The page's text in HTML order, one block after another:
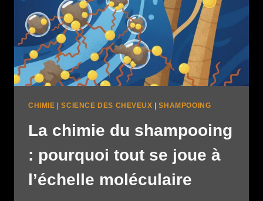
INTELLIGENT
CHIMIE |SCIENCE DES CHEVEUX |SHAMPOOING
La chimie du shampooing
: pourquoi tout se joue à
l’échelle moléculaire